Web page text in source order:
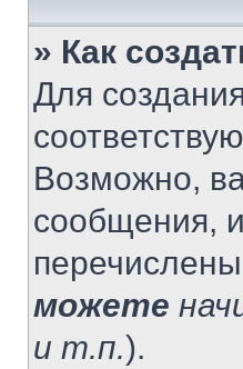
» Как
Для
Возможно,
сообщения,
можете
и т.п.).